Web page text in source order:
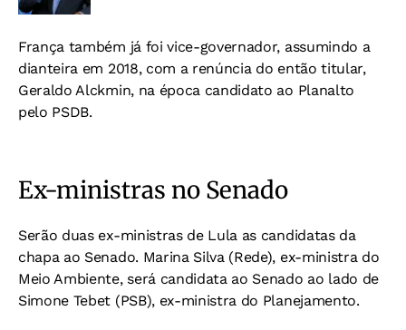
França também já foi vice-governador, assumindo a
dianteira em 2018, com a renúncia do então titular,
Geraldo Alckmin, na época candidato ao Planalto
pelo PSDB.
Ex-ministras no Senado
Serão duas ex-ministras de Lula as candidatas da
chapa ao Senado. Marina Silva (Rede), ex-ministra do
Meio Ambiente, será candidata ao Senado ao lado de
Simone Tebet (PSB), ex-ministra do Planejamento.